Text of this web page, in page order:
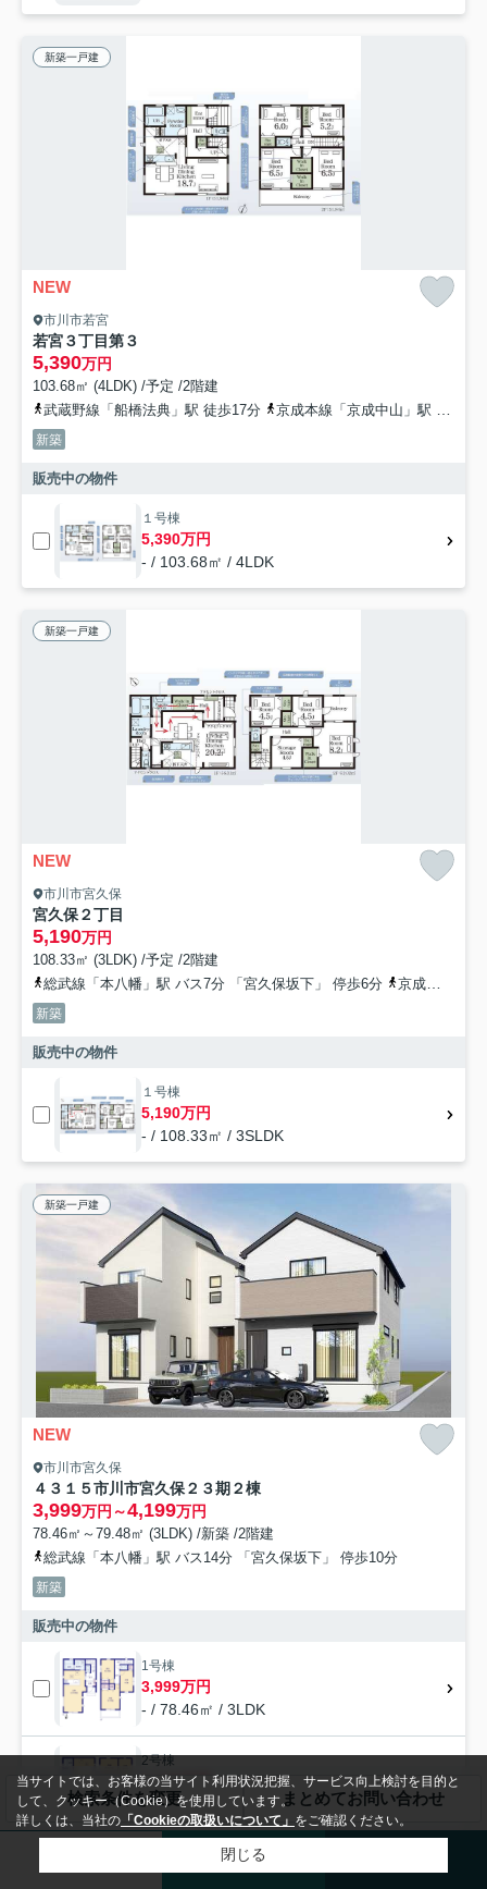
新築一戸建
NEW
市川市若宮
若宮３丁目第３
5,390万円
103.68㎡ (4LDK) /予定 /2階建
武蔵野線「船橋法典」駅 徒歩17分
京成本線「京成中山」駅 徒歩20分
新築
販売中の物件
１号棟
5,390万円
- / 103.68㎡ / 4LDK
新築一戸建
NEW
市川市宮久保
宮久保２丁目
5,190万円
108.33㎡ (3LDK) /予定 /2階建
総武線「本八幡」駅 バス7分 「宮久保坂下」 停歩6分
京成本線「京成八幡」駅 バス6分 「宮久保坂下」 停歩6分
新築
販売中の物件
１号棟
5,190万円
- / 108.33㎡ / 3SLDK
新築一戸建
NEW
市川市宮久保
４３１５市川市宮久保２３期２棟
3,999万円～4,199万円
78.46㎡～79.48㎡ (3LDK) /新築 /2階建
総武線「本八幡」駅 バス14分 「宮久保坂下」 停歩10分
新築
販売中の物件
1号棟
3,999万円
- / 78.46㎡ / 3LDK
2号棟
4,199万円
- / 79.48㎡ / 3LDK
新築一戸建
検索条件を変更 まとめてお問い合わせ
来店予約
当サイトでは、お客様の当サイト利用状況把握、サービス向上検討を目的と
して、クッキー（Cookie）を使用しています。
詳しくは、当社の 「Cookieの取扱いについて」 をご確認ください。
閉じる